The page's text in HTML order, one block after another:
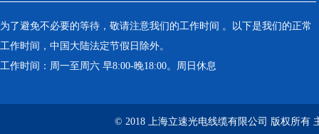
为了避免不必要的等待，敬请注意我们的工作时间 。以下是我们的正常
工作时间，中国大陆法定节假日除外。
工作时间：周一至周六 早8:00-晚18:00。周日休息
© 2018 上海立速光电线缆有限公司 版权所有